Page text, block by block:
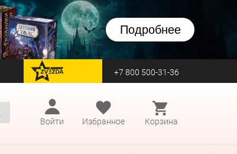
Подробнее
перейти на Zvezda +7 800 500-31-36
Войти
Избранное Корзина